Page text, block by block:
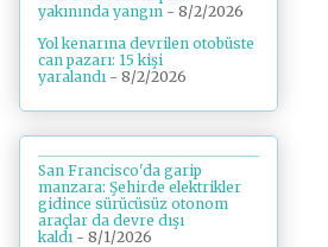
yakınında yangın - 8/2/2026
Yol kenarına devrilen otobüste
can pazarı: 15 kişi
yaralandı - 8/2/2026
San Francisco'da garip
manzara: Şehirde elektrikler
gidince sürücüsüz otonom
araçlar da devre dışı
kaldı - 8/1/2026